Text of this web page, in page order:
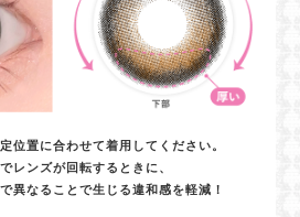
位置に合わせて着用してください。
レンズが回転するときに、
異なることで生じる違和感を軽減！